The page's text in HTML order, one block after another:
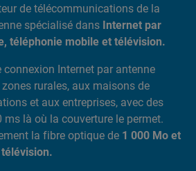
de télécommunications de la
spécialisé dans Internet par
téléphonie mobile et télévision.
Internet par antenne
rurales, aux maisons de
et aux entreprises, avec des
là où la couverture le permet.
la fibre optique de 1 000 Mo et